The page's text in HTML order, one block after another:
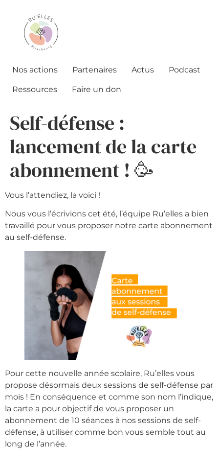
Nos actions Partenaires Actus Podcast
Ressources Faire un don
Self-défense :
lancement de la carte
abonnement ! 🥳
Vous l’attendiez, la voici !
Nous vous l’écrivions cet été, l’équipe Ru’elles a bien
travaillé pour vous proposer notre carte abonnement
au self-défense.
Pour cette nouvelle année scolaire, Ru’elles vous
propose désormais deux sessions de self-défense par
mois ! En conséquence et comme son nom l’indique,
la carte a pour objectif de vous proposer un
abonnement de 10 séances à nos sessions de self-
défense, à utiliser comme bon vous semble tout au
long de l’année.